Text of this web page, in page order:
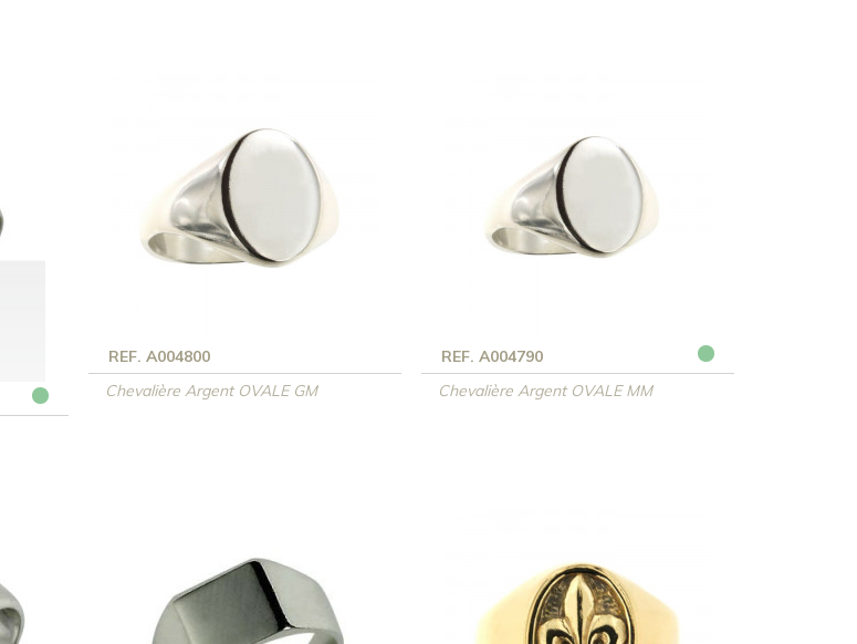
REF. A004800
Chevalière Argent OVALE GM
REF. A004790
Chevalière Argent OVALE MM